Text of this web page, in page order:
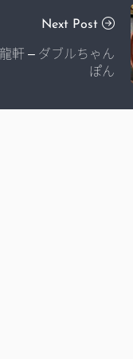
Next Post
軒 – ダブルちゃん
ぽん